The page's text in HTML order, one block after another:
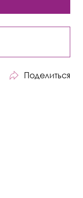
Поделиться